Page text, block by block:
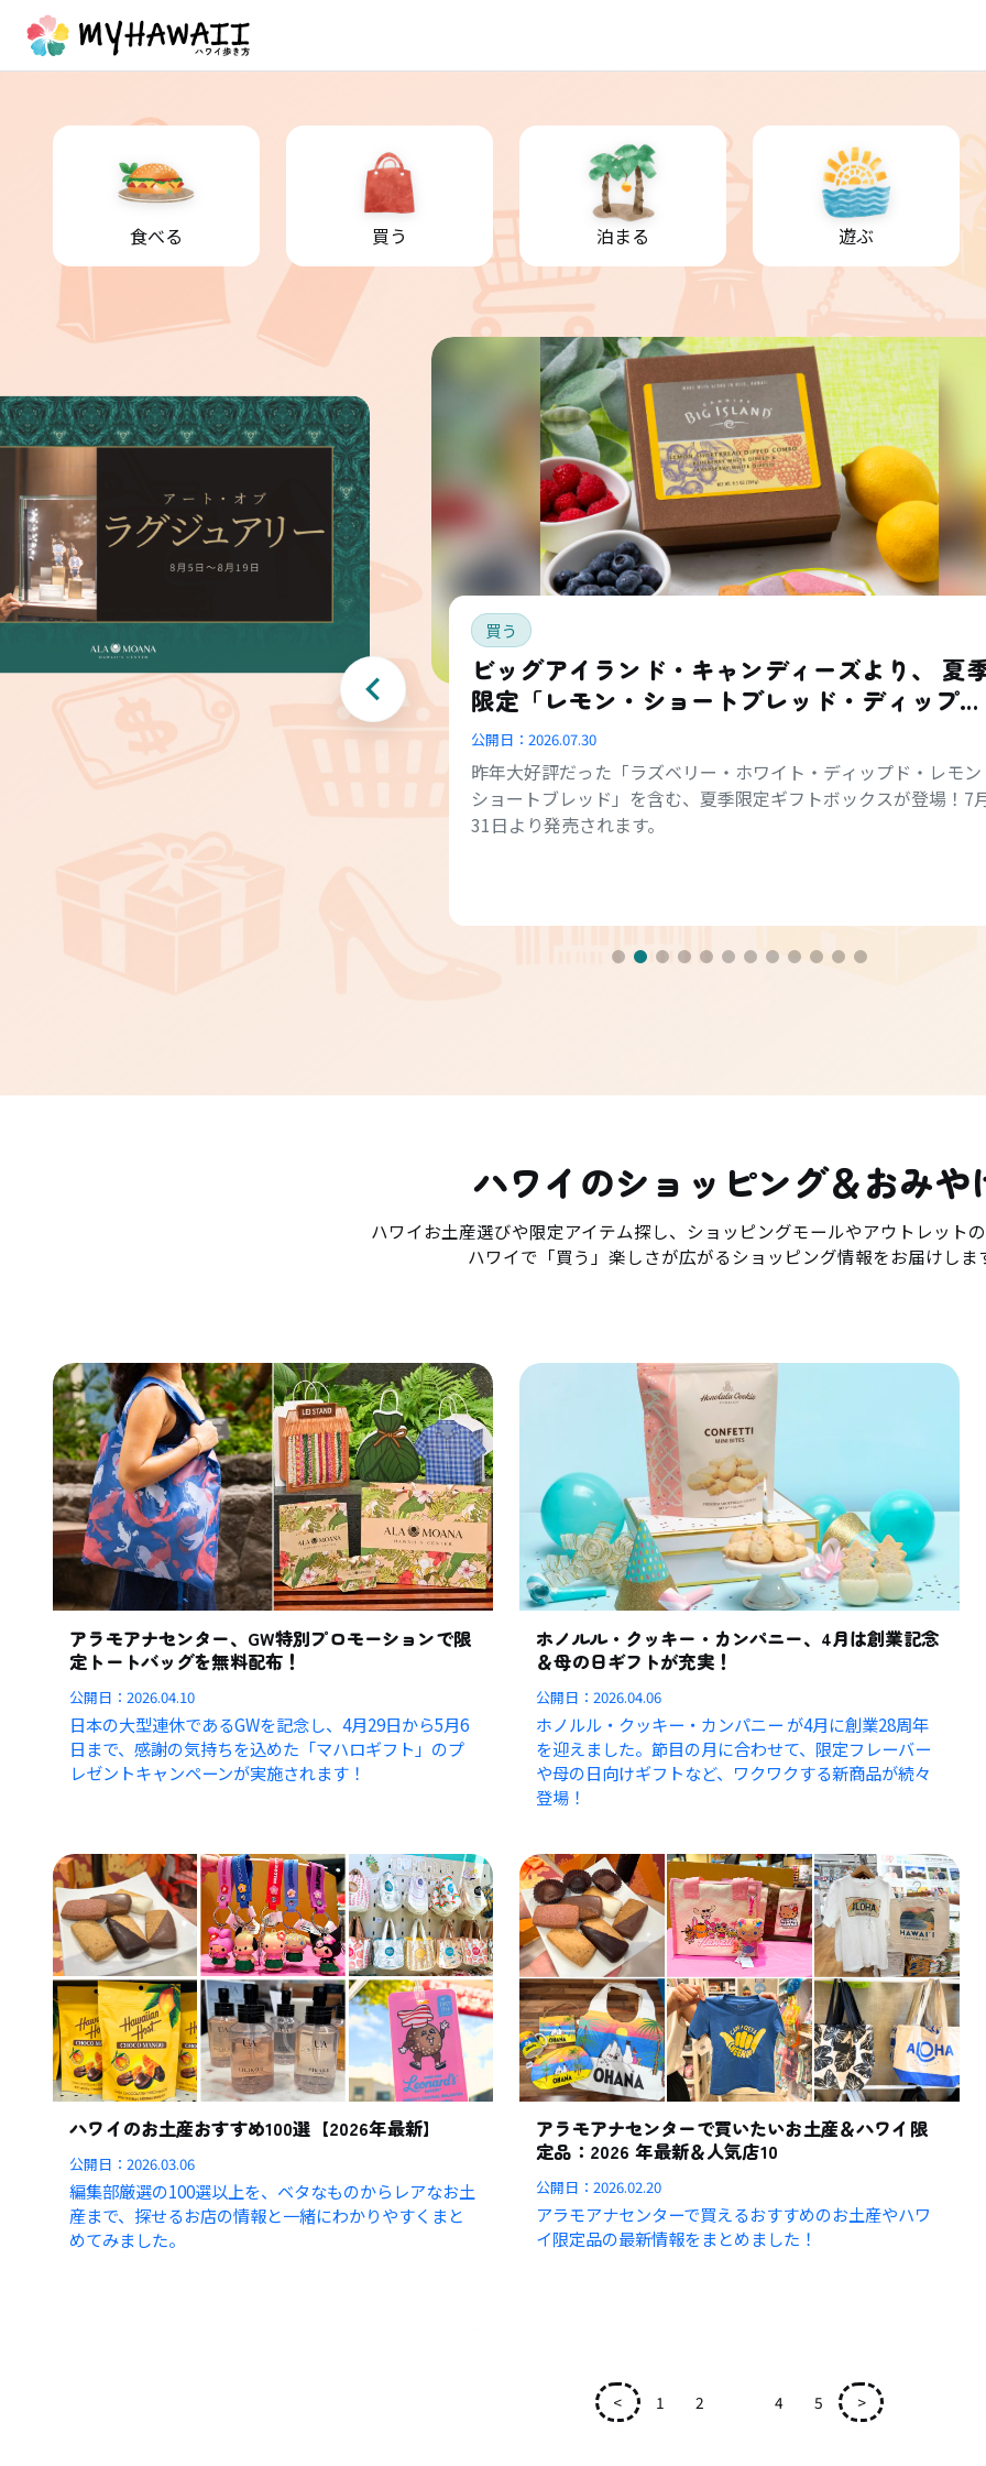
食べる 買う 泊まる 遊ぶ
買う
ビッグアイランド・キャンディーズより、 夏季
限定「レモン・ショートブレッド・ディップ
ド・コンボ・ボックス」登場
公開日： 2026.07.30
昨年大好評だった「ラズベリー・ホワイト・ディップド・レモ
ショートブレッド」を含む、夏季限定ギフトボックスが登場！7
31日より発売されます。
ハワイのショッピング＆おみや
ハワイお土産選びや限定アイテム探し、ショッピングモールやアウトレット
ハワイで「買う」楽しさが広がるショッピング情報をお届けしま
アラモアナセンター、GW特別プロモーションで限
定トートバッグを無料配布！
公開日：2026.04.10
日本の大型連休であるGWを記念し、4月29日から5月6
日まで、感謝の気持ちを込めた「マハロギフト」のプ
レゼントキャンペーンが実施されます！
ホノルル・クッキー・カンパニー、4月は創業記念
＆母の日ギフトが充実！
公開日：2026.04.06
ホノルル・クッキー・カンパニー が4月に創業28周年
を迎えました。節目の月に合わせて、限定フレーバー
や母の日向けギフトなど、ワクワクする新商品が続々
登場！
ハワイのお土産おすすめ100選【2026年最新】
公開日：2026.03.06
編集部厳選の100選以上を、ベタなものからレアなお土
産まで、探せるお店の情報と一緒にわかりやすくまと
めてみました。
アラモアナセンターで買いたいお土産＆ハワイ限
定品：2026 年最新＆人気店10
公開日：2026.02.20
アラモアナセンターで買えるおすすめのお土産やハワ
イ限定品の最新情報をまとめました！
< 1 2 4 5 >